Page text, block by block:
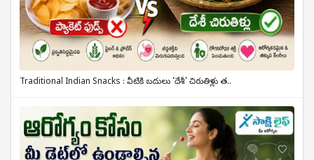
Traditional Indian Snacks : వీటికి బదులు ‘దేశీ’ చిరుతిళ్లు త..